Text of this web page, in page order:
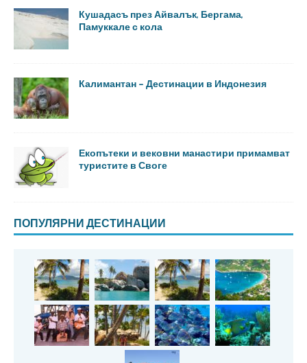
Кушадасъ през Айвалък, Бергама,
Памуккале с кола
Калимантан – Дестинации в Индонезия
Екопътеки и вековни манастири примамват
туристите в Своге
ПОПУЛЯРНИ ДЕСТИНАЦИИ